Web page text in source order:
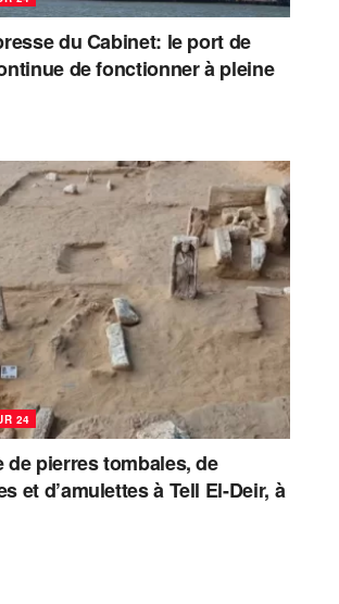
du Cabinet: le port de
de fonctionner à pleine
24
de pierres tombales, de
et d’amulettes à Tell El-Deir, à